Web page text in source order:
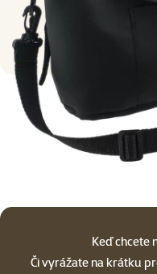
Keď chcete
Či vyrážate na krátku